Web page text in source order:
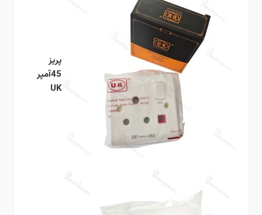
پریز
45آمپر
UK